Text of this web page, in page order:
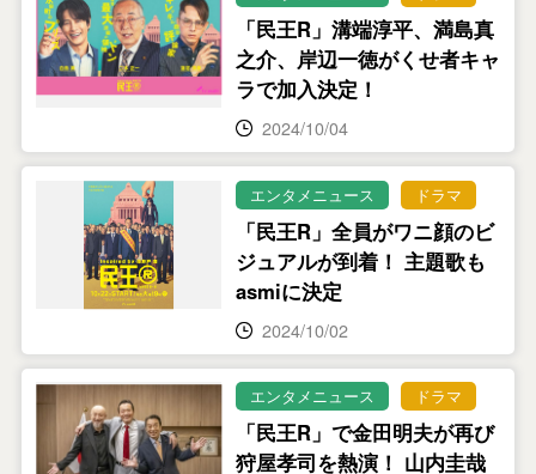
「民王R」溝端淳平、満島真
之介、岸辺一徳がくせ者キャ
ラで加入決定！
2024/10/04
エンタメニュース ドラマ
「民王R」全員がワニ顔のビ
ジュアルが到着！ 主題歌も
asmiに決定
2024/10/02
エンタメニュース ドラマ
「民王R」で金田明夫が再び
狩屋孝司を熱演！ 山内圭哉